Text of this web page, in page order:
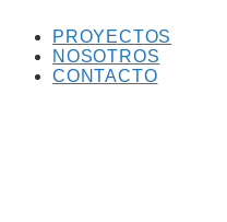
PROYECTOS
NOSOTROS
CONTACTO